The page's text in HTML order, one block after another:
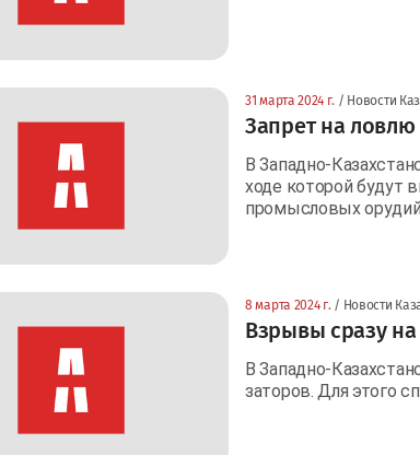
31 марта 2024 г. / Новости
Запрет на
В Западно-
ходе которой будут
промысловых
8 марта 2024 г. / Новости
Взрывы сразу
В Западно-
заторов. Для этого